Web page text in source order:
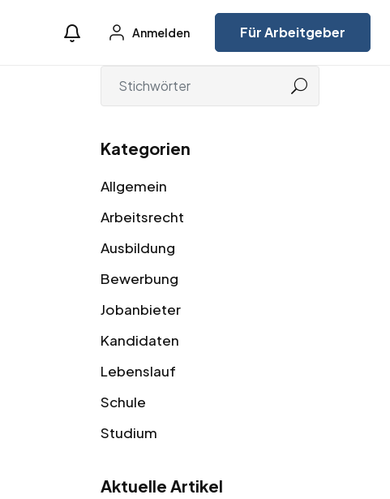
Anmelden Für Arbeitgeber
Kategorien
Allgemein
Arbeitsrecht
Ausbildung
Bewerbung
Jobanbieter
Kandidaten
Lebenslauf
Schule
Studium
Aktuelle Artikel